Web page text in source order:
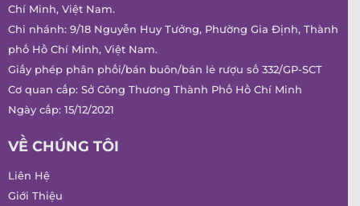
Chí Minh, Việt Nam.
Chi nhánh: 9/18 Nguyễn Huy Tưởng, Phường Gia Định, Thành
phố Hồ Chí Minh, Việt Nam.
Giấy phép phân phối/bán buôn/bán lẻ rượu số 332/GP-SCT
Cơ quan cấp: Sở Công Thương Thành Phố Hồ Chí Minh
Ngày cấp: 15/12/2021
VỀ CHÚNG TÔI
Liên Hệ
Giới Thiệu